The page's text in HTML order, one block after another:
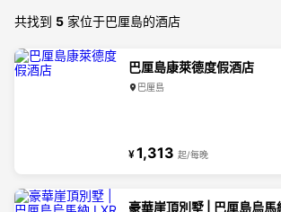
共找到 5 家位于巴厘島的酒店
巴厘島康萊德度假酒店
巴厘島
¥1,313 起/每晚